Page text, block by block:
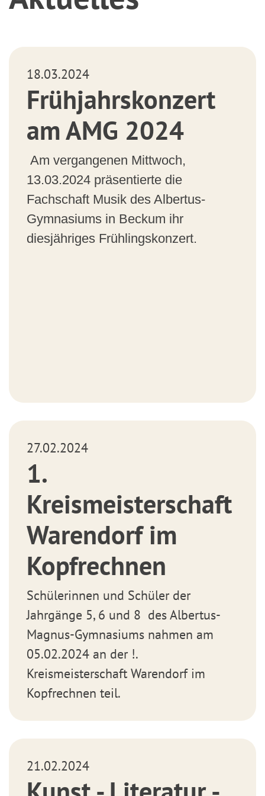
18.03.2024
Frühjahrskonzert
am AMG 2024
Am vergangenen Mittwoch,
13.03.2024 präsentierte die
Fachschaft Musik des Albertus-
Gymnasiums in Beckum ihr
diesjähriges Frühlingskonzert.
27.02.2024
1.
Kreismeisterschaft
Warendorf im
Kopfrechnen
Schülerinnen und Schüler der
Jahrgänge 5, 6 und 8 des Albertus-
Magnus-Gymnasiums nahmen am
05.02.2024 an der !.
Kreismeisterschaft Warendorf im
Kopfrechnen teil.
21.02.2024